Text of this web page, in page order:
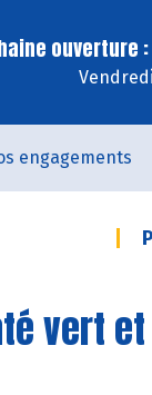
ouverture
engagements
vert